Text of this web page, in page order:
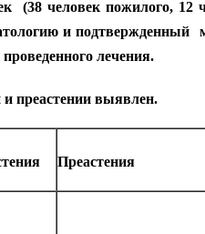
(38 человек пожилого, 12
и подтвержденный
лечения.
преастении выявлен.
Преастения